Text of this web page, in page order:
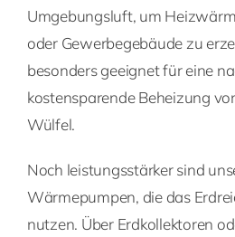
Umgebungsluft, um
oder Gewerbegebäude zu
besonders geeignet für eine
kostensparende Beheizung
Wülfel.
Noch leistungsstärker sind
Wärmepumpen, die das
nutzen. Über Erdkollektoren